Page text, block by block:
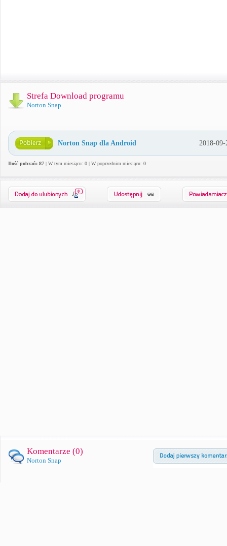
Strefa Download programu
Norton Snap
Norton Snap dla Android 2018-09-
Ilość pobrań: 87 | W tym miesiącu: 0 | W poprzednim miesiącu: 0
0
Komentarze (0)
Norton Snap